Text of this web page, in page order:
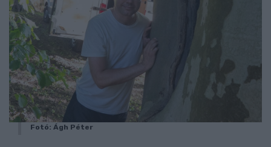
Fotó: Ágh Péter